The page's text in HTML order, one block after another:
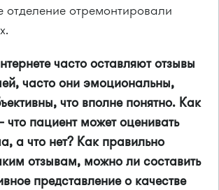
отремонтировали
часто оставляют отзывы
часто они эмоциональны,
что вполне понятно. Как
что пациент может оценивать
а что нет? Как правильно
отзывам, можно ли составить
представление о качестве